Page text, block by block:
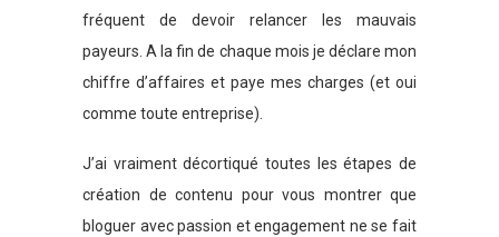
fréquent de devoir relancer les mauvais
payeurs. A la fin de chaque mois je déclare mon
chiffre d’affaires et paye mes charges (et oui
comme toute entreprise).
J’ai vraiment décortiqué toutes les étapes de
création de contenu pour vous montrer que
bloguer avec passion et engagement ne se fait